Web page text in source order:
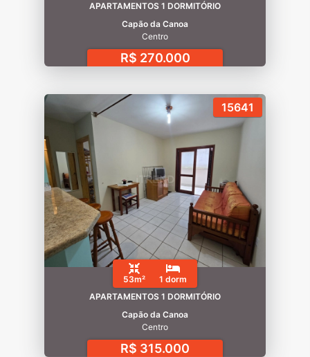
APARTAMENTOS 1 DORMITÓRIO
Capão da Canoa
Centro
R$ 270.000
15641
53m²
1 dorm
APARTAMENTOS 1 DORMITÓRIO
Capão da Canoa
Centro
R$ 315.000